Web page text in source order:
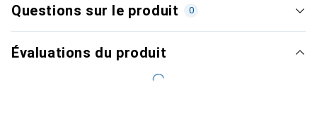
Questions sur le produit 0
Évaluations du produit